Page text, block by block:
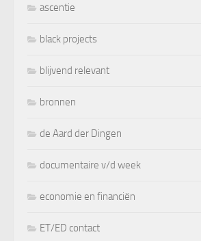
ascentie
black projects
blijvend relevant
bronnen
de Aard der Dingen
documentaire v/d week
economie en financiën
ET/ED contact